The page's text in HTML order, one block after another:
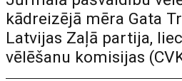
kādreizējā mēra Gata
Latvijas Zaļā partija,
vēlēšanu komisijas